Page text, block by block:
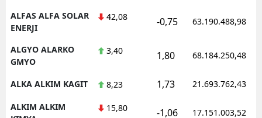
ALFAS ALFA SOLAR
ENERJI
42,08 -0,75 63.190.488,98
ALGYO ALARKO
GMYO
3,40 1,80 68.184.250,48
ALKA ALKIM KAGIT 8,23 1,73 21.693.762,43
ALKIM ALKIM
15,80 -1,06 17.151.003,52